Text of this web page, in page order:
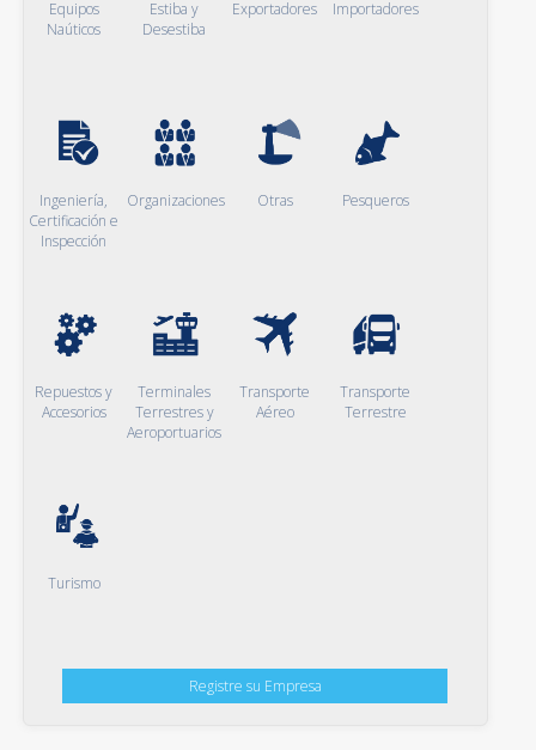
Equipos
Naúticos
Estiba y
Desestiba
Exportadores Importadores
Ingeniería,
Certificación e
Inspección
Organizaciones Otras Pesqueros
Repuestos y
Accesorios
Terminales
Terrestres y
Aeroportuarios
Transporte
Aéreo
Transporte
Terrestre
Turismo
Registre su Empresa